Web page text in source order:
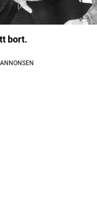
bort.